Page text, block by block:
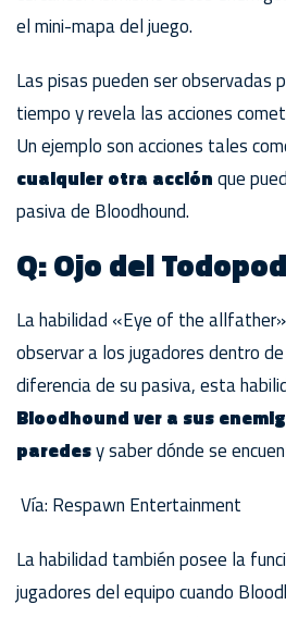
el mini-mapa del juego.
Las pisas pueden ser observadas
tiempo y revela las acciones
Un ejemplo son acciones tales
cualquier otra acciónque
pasiva de Bloodhound.
Q: Ojo del
La habilidad «Eye of the
observar a los jugadores dentro
diferencia de su pasiva, esta
Bloodhound ver a sus
paredesy saber dónde se
Vía: Respawn Entertainment
La habilidad también posee la
jugadores del equipo cuando